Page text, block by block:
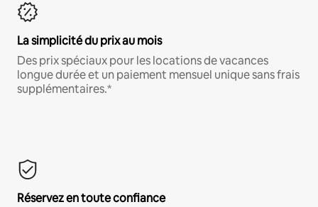
La simplicité du prix au mois
Des prix spéciaux pour les locations de vacances
longue durée et un paiement mensuel unique sans frais
supplémentaires.*
Réservez en toute confiance